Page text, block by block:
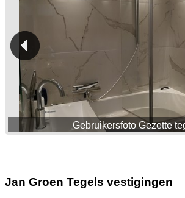
Gebruikersfoto Gezette
Jan Groen Tegels vestigingen